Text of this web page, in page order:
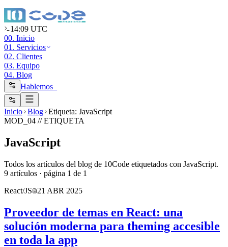
14:09 UTC
00. Inicio
01. Servicios
02. Clientes
03. Equipo
04. Blog
Hablemos_
Inicio Blog Etiqueta: JavaScript
MOD_04 //ETIQUETA
JavaScript
Todos los artículos del blog de 10Code etiquetados con JavaScript.
9 artículos · página 1 de 1
React/JS
21 ABR 2025
Proveedor de temas en React: una
solución moderna para theming accesible
en toda la app